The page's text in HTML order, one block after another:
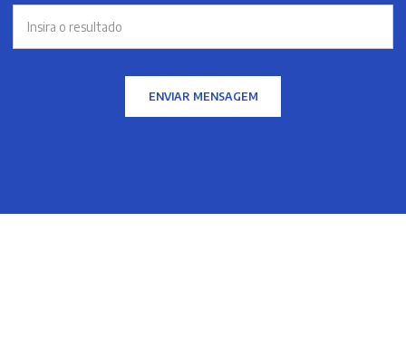
ENVIAR MENSAGEM